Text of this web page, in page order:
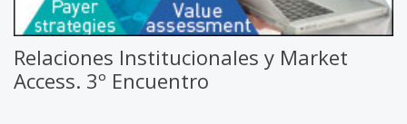
Relaciones Institucionales y Market
Access. 3º Encuentro